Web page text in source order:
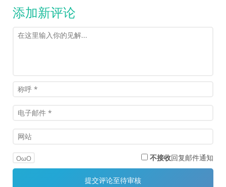
添加新评论
OωO 不接收回复邮件通知